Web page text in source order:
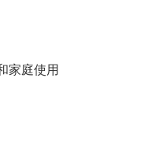
家庭使用